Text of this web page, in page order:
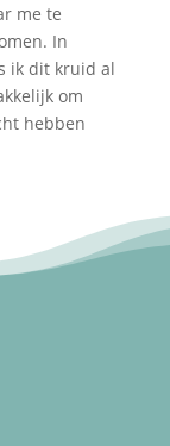
me te
In
ik dit kruid al
om
hebben